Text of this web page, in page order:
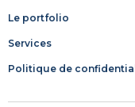
Le portfolio
Services
Politique de